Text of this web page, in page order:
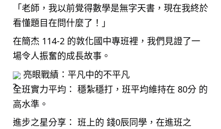
「老師，我以前覺得數學是無字天書，現在我終於
看懂題目在問什麼了！」
在簡杰 114-2 的敦化國中專班裡，我們見證了一
場令人振奮的成長故事。
亮眼戰績：平凡中的不平凡
全班實力平均： 穩紮穩打，班平均維持在 80分 的
高水準。
進步之星分享： 班上的 錢0辰同學，在進班之